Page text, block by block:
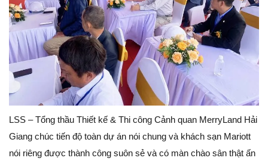
LSS – Tổng thầu Thiết kế & Thi công Cảnh quan MerryLand Hải
Giang chúc tiến độ toàn dự án nói chung và khách sạn Mariott
nói riêng được thành công suôn sẻ và có màn chào sân thật ấn